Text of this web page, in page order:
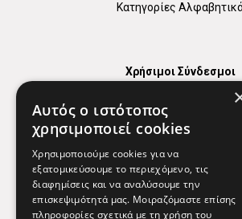
Κατηγορίες
Χρήσιμοι Σύνδεσμοι
Χρήσιμα Τηλέφωνα
Εφημερεύοντα Φαρμακεία
Απόρρητο
Αυτός ο ιστότοπος
χρησιμοποιεί cookies
Χρησιμοποιούμε cookies για να
εξατομικεύσουμε το περιεχόμενο, τις
διαφημίσεις και να αναλύσουμε την
επισκεψιμότητά μας. Μοιραζόμαστε επίσης
πληροφορίες σχετικά με τη χρήση του